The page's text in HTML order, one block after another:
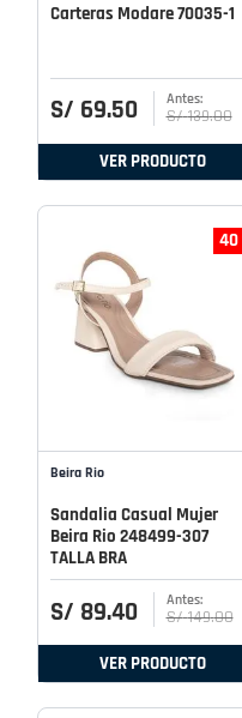
Carteras Modare 70035-1
S/ 69.50 S/ 139.00
VER PRODUCTO
40
Beira Rio
Sandalia Casual Mujer
Beira Rio 248499-307
TALLA BRA
S/ 89.40 S/ 149.00
VER PRODUCTO